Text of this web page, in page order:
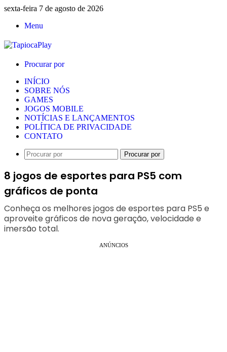
sexta-feira 7 de agosto de 2026
Menu
Procurar por
INÍCIO
SOBRE NÓS
GAMES
JOGOS MOBILE
NOTÍCIAS E LANÇAMENTOS
POLÍTICA DE PRIVACIDADE
CONTATO
Procurar por
8 jogos de esportes para PS5 com
gráficos de ponta
Conheça os melhores jogos de esportes para PS5 e
aproveite gráficos de nova geração, velocidade e
imersão total.
ANÚNCIOS